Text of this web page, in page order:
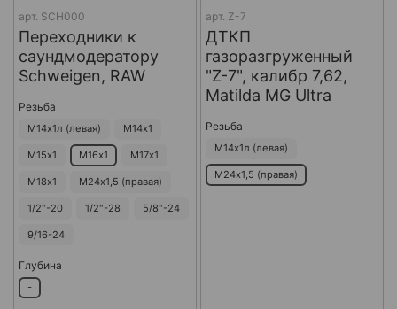
арт. SCH000
Переходники к
саундмодератору
Schweigen, RAW
Резьба
М14х1л (левая) М14х1
М15х1 М16х1 М17х1
М18х1 М24х1,5 (правая)
1/2"-20 1/2"-28 5/8"-24
9/16-24
Глубина
-
арт. Z-7
ДТКП
газоразгруженный
"Z-7", калибр 7,62,
Matilda MG Ultra
Резьба
М14х1л (левая)
М24х1,5 (правая)